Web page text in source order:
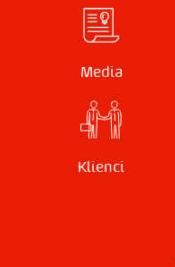
Media
Klienci